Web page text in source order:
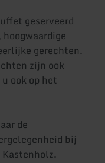
geserveerd
gerechten.
zijn ook
ook op het
de
bij